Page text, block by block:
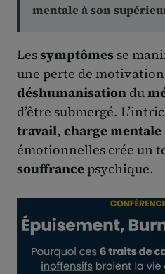
mentale à son
Lessymptômes se
une perte de
déshumanisation du
d’être submergé.
travail, charge mentale
émotionnelles crée un
souffrance psychique.